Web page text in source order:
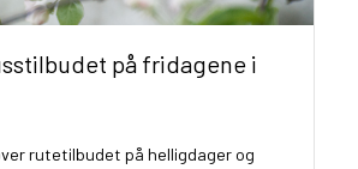
på fridagene i
rutetilbudet på helligdager og